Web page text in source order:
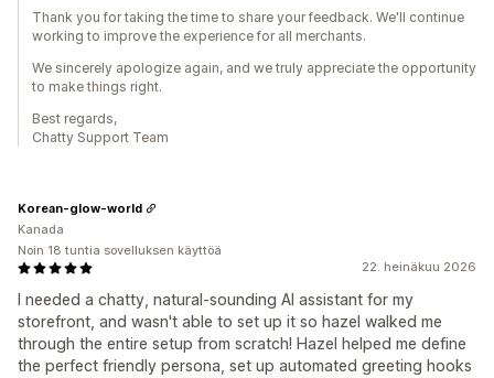
Thank you for taking the time to share your feedback. We'll continue
working to improve the experience for all merchants.
We sincerely apologize again, and we truly appreciate the opportunity
to make things right.
Best regards,
Chatty Support Team
22. heinäkuu 2026
I needed a chatty, natural-sounding AI assistant for my
storefront, and wasn't able to set up it so hazel walked me
through the entire setup from scratch! Hazel helped me define
the perfect friendly persona, set up automated greeting hooks
Korean-glow-world
Kanada
Noin 18 tuntia sovelluksen käyttöä